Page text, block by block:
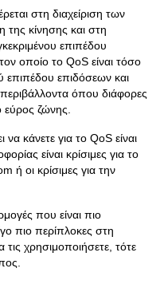
στη διαχείριση των
κίνησης και στη
επιπέδου
οποίο το QoS είναι τόσο
επιπέδου επιδόσεων και
όπου διάφορες
εύρος ζώνης.
κάνετε για το QoS είναι
είναι κρίσιμες για το
ή οι κρίσιμες για την
που είναι πιο
πιο περίπλοκες στη
χρησιμοποιήσετε, τότε